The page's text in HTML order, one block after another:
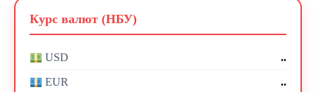
Курс валют (НБУ)
USD ..
EUR ..